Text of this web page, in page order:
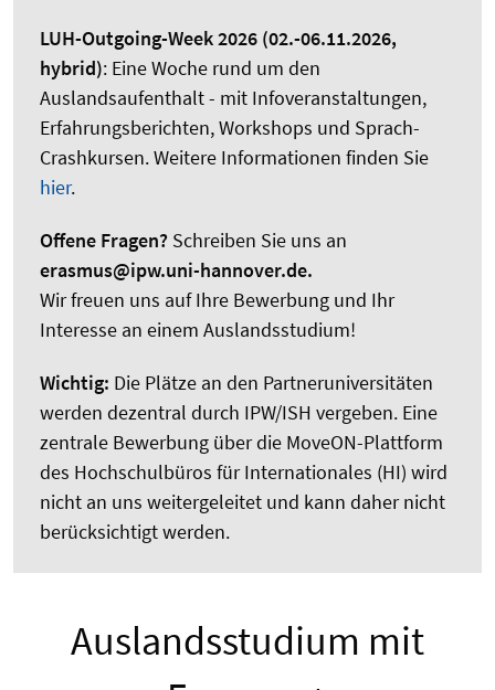
LUH-Outgoing-Week 2026 (02.-06.11.2026,
hybrid): Eine Woche rund um den
Auslandsaufenthalt - mit Infoveranstaltungen,
Erfahrungsberichten, Workshops und Sprach-
Crashkursen. Weitere Informationen finden Sie
hier.
Offene Fragen? Schreiben Sie uns an
erasmus@ipw.uni-hannover.de.
Wir freuen uns auf Ihre Bewerbung und Ihr
Interesse an einem Auslandsstudium!
Wichtig: Die Plätze an den Partneruniversitäten
werden dezentral durch IPW/ISH vergeben. Eine
zentrale Bewerbung über die MoveON-Plattform
des Hochschulbüros für Internationales (HI) wird
nicht an uns weitergeleitet und kann daher nicht
berücksichtigt werden.
Auslandsstudium mit